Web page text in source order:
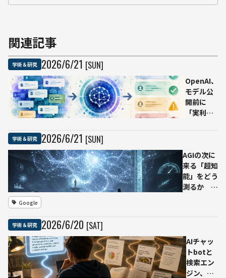
関連記事
学術＆研究 2026/6/21 [SUN]
OpenAI、
モデル公
開前に
「実利用
研究 過
去の会話
で候補モ
デルの応
学術＆研究 2026/6/21 [SUN]
AGIの次に
来る「超知
能」をどう
測るか
チマークと
予測研究
Google
学術＆研究 2026/6/20 [SAT]
AIチャッ
トbotと
検索エン
ジン、学